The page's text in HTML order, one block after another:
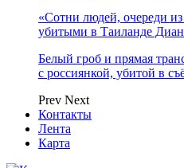
«Сотни людей, очереди
убитыми в Таиланде
Белый гроб и прямая
с россиянкой, убитой в
Prev Next
Контакты
Лента
Карта